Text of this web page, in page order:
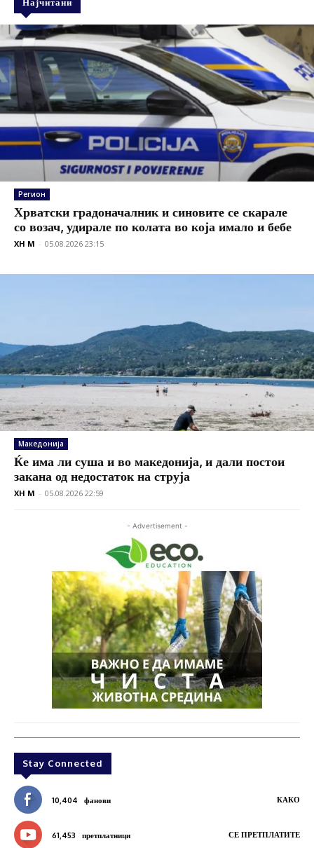
Регион
Хрватски градоначалник и синовите се скарале
со возач, удирале по колата во која имало и бебе
XH M - 05.08.2026 23:15
Македонија
Ќе има ли суша и во македонија, и дали постои
закана од недостаток на струја
XH M - 05.08.2026 22:59
- Advertisement -
Stay Connected
10,404 фанови КАКО
61,453 претплатници СЕ ПРЕТПЛАТИТЕ